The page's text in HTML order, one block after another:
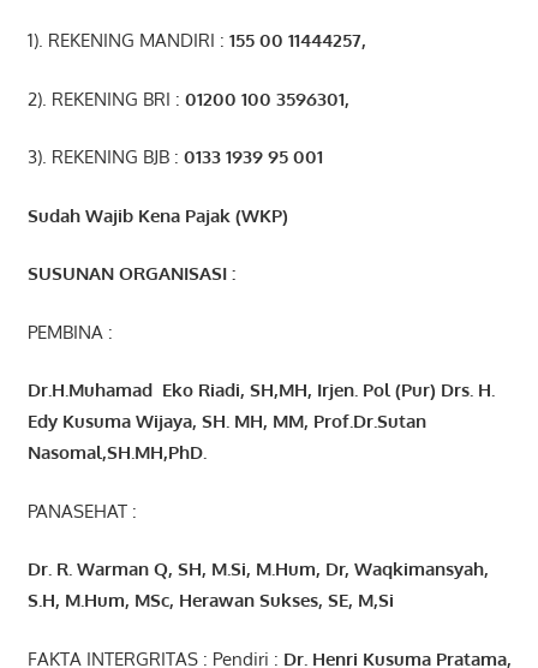
1). REKENING MANDIRI : 155 00 11444257,
2). REKENING BRI : 01200 100 3596301,
3). REKENING BJB : 0133 1939 95 001
Sudah Wajib Kena Pajak (WKP)
SUSUNAN ORGANISASI :
PEMBINA :
Dr.H.Muhamad Eko Riadi, SH,MH, Irjen. Pol (Pur) Drs. H.
Edy Kusuma Wijaya, SH. MH, MM, Prof.Dr.Sutan
Nasomal,SH.MH,PhD.
PANASEHAT :
Dr. R. Warman Q, SH, M.Si, M.Hum, Dr, Waqkimansyah,
S.H, M.Hum, MSc, Herawan Sukses, SE, M,Si
FAKTA INTERGRITAS : Pendiri : Dr. Henri Kusuma Pratama,